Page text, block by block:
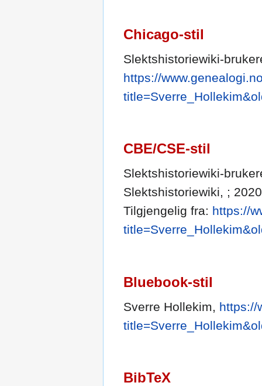
Chicago-stil
Slektshistoriewiki-
https://
CBE/CSE-stil
Slektshistoriewiki-
Slektshistoriewiki, ;
Tilgjengelig fra: https://
Bluebook-stil
Sverre Hollekim, https://
BibTeX